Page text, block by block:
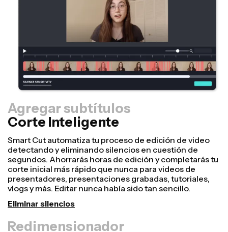
Agregar subtítulos
Corte Inteligente
Redimensionador
¡Reutiliza videos más rápido y hazlos ver más
profesionales con nuestra función de Resize Canvas!
En solo unos cuantos clics, puedes tomar un solo video
y ajustarlo para que tenga el tamaño perfecto en
cualquier otra plataforma, ya sea para TikTok, Youtube,
Instagram, Twitter, Linkedin o cualquier otro lugar.